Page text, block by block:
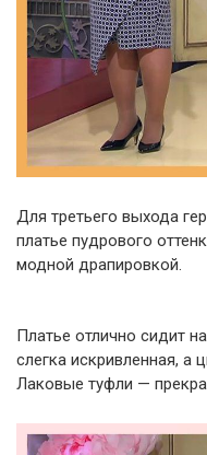
Для третьего выхода
платье пудрового
модной драпировкой.
Платье отлично сидит
слегка искривленная, а
Лаковые туфли —